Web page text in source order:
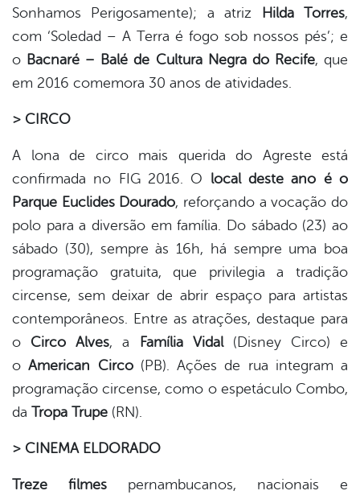
Sonhamos Perigosamente); a atriz Hilda Torres,
com ‘Soledad – A Terra é fogo sob nossos pés’; e
o Bacnaré – Balé de Cultura Negra do Recife, que
em 2016 comemora 30 anos de atividades.
> CIRCO
A lona de circo mais querida do Agreste está
confirmada no FIG 2016. O local deste ano é o
Parque Euclides Dourado, reforçando a vocação do
polo para a diversão em família. Do sábado (23) ao
sábado (30), sempre às 16h, há sempre uma boa
programação gratuita, que privilegia a tradição
circense, sem deixar de abrir espaço para artistas
contemporâneos. Entre as atrações, destaque para
o Circo Alves, a Família Vidal(Disney Circo) e
oAmerican Circo(PB). Ações de rua integram a
programação circense, como o espetáculo Combo,
da Tropa Trupe (RN).
> CINEMA ELDORADO
Treze filmes pernambucanos, nacionais e